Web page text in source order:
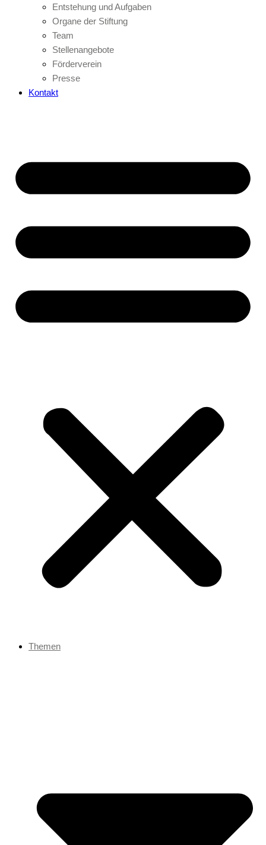
Entstehung und Aufgaben
Organe der Stiftung
Team
Stellenangebote
Förderverein
Presse
Kontakt
Themen